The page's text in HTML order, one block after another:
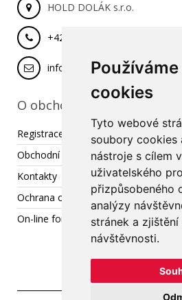
cookies
Tyto webové
soubory cookies
nástroje s cílem
uživatelského
přizpůsobeného
analýzy
stránek a
návštěvnosti.
HOLD DOLÁK s.r.o.
+420 777 029 462
info@hold-dolak.cz
O obchodu
Registrace
Obchodní podmínky
Kontakty
Ochrana osobních údajů
On-line formulář pro reklamaci /